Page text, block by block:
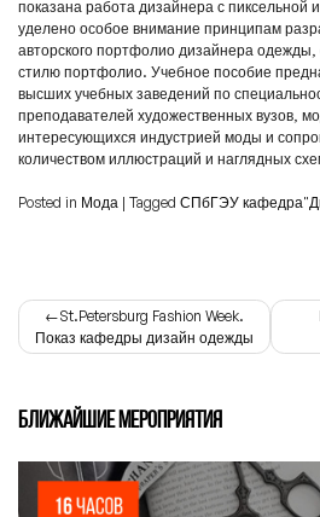
показана работа дизайнера с пиксельной
уделено особое внимание принципам
авторского портфолио дизайнера одежды,
стилю портфолио. Учебное пособие
высших учебных заведений по
преподавателей художественных вузов,
интересующихся индустрией моды и
количеством иллюстраций и наглядных
Posted in Мода | Tagged СПбГЭУ
Навигация
по
St.Petersburg Fashion Week.
Показ кафедры дизайн одежды
БЛИЖАЙШИЕ МЕРОПРИЯТИЯ